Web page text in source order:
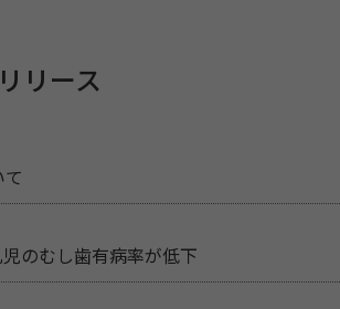
リース
て
のむし歯有病率が低下